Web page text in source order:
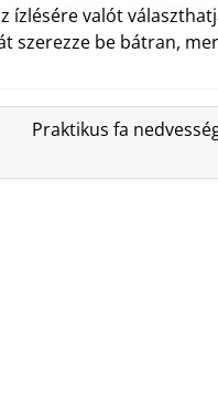
ízlésére valót
szerezze be bátran,
Praktikus fa